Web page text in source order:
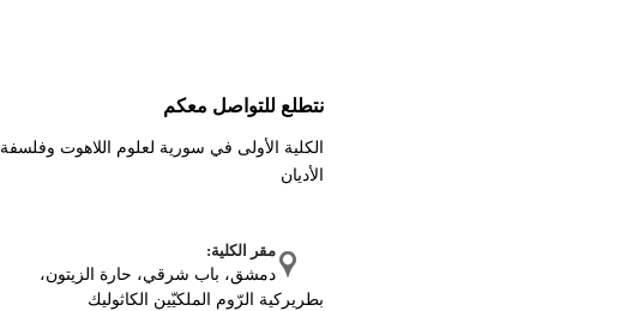
نتطلع للتواصل معكم
الكلية الأولى في سورية لعلوم اللاهوت وفلسفة
الأديان
مقر الكلية:
دمشق، باب شرقي، حارة الزيتون،
بطريركية الرّوم الملكيّين الكاثوليك